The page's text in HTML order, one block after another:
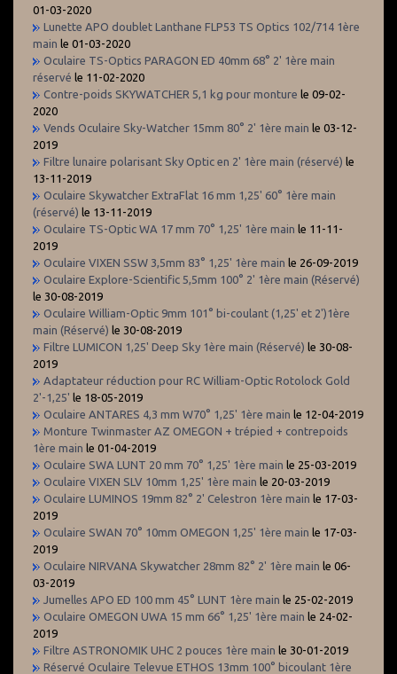
01-03-2020
Lunette APO doublet Lanthane FLP53 TS Optics 102/714 1ère
main le 01-03-2020
Oculaire TS-Optics PARAGON ED 40mm 68° 2' 1ère main
réservé le 11-02-2020
Contre-poids SKYWATCHER 5,1 kg pour monture le 09-02-
2020
Vends Oculaire Sky-Watcher 15mm 80° 2' 1ère main le 03-12-
2019
Filtre lunaire polarisant Sky Optic en 2' 1ère main (réservé) le
13-11-2019
Oculaire Skywatcher ExtraFlat 16 mm 1,25' 60° 1ère main
(réservé) le 13-11-2019
Oculaire TS-Optic WA 17 mm 70° 1,25' 1ère main le 11-11-
2019
Oculaire VIXEN SSW 3,5mm 83° 1,25' 1ère main le 26-09-2019
Oculaire Explore-Scientific 5,5mm 100° 2' 1ère main (Réservé)
le 30-08-2019
Oculaire William-Optic 9mm 101° bi-coulant (1,25' et 2')1ère
main (Réservé) le 30-08-2019
Filtre LUMICON 1,25' Deep Sky 1ère main (Réservé) le 30-08-
2019
Adaptateur réduction pour RC William-Optic Rotolock Gold
2'-1,25' le 18-05-2019
Oculaire ANTARES 4,3 mm W70° 1,25' 1ère main le 12-04-2019
Monture Twinmaster AZ OMEGON + trépied + contrepoids
1ère main le 01-04-2019
Oculaire SWA LUNT 20 mm 70° 1,25' 1ère main le 25-03-2019
Oculaire VIXEN SLV 10mm 1,25' 1ère main le 20-03-2019
Oculaire LUMINOS 19mm 82° 2' Celestron 1ère main le 17-03-
2019
Oculaire SWAN 70° 10mm OMEGON 1,25' 1ère main le 17-03-
2019
Oculaire NIRVANA Skywatcher 28mm 82° 2' 1ère main le 06-
03-2019
Jumelles APO ED 100 mm 45° LUNT 1ère main le 25-02-2019
Oculaire OMEGON UWA 15 mm 66° 1,25' 1ère main le 24-02-
2019
Filtre ASTRONOMIK UHC 2 pouces 1ère main le 30-01-2019
Réservé Oculaire Televue ETHOS 13mm 100° bicoulant 1ère